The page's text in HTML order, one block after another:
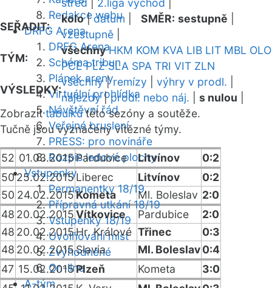
Redakce webu
DRFG Arena
DRFG Arena
Schéma tribun
Plánek areny
Virtuální prohlídka
Návštěvní řád
Veřejné bruslení
PRESS: pro novináře
Rozpis ledové plochy
Vstupenky
Permanentky 18/19
Přípravná utkání 18/19
Vstupenky 18/19
Uvolňování míst
Zvýhodněné
On-line
A-tým
střed
2.liga východ
SEŘADIT:
kolo|datum SMĚR: sestupně
vzestupně
TÝM:
všechny HKM KOM KVA LIB LIT MBL OLO
PCE PLZ SLA SPA TRI VIT ZLN
VÝSLEDKY:
všechny|remízy výhry v prodl.
nájezdy|prodl. nebo náj. s nulou
Zobrazittabulkutéto sezóny a soutěže.
Tučně jsou vyznačeny vítězné týmy.
52 01.03.2015Pardubice Litvínov
0:2
5025.02.2015Liberec Litvínov
0:2
50 24.02.2015Kometa Ml. Boleslav 2:0
48 20.02.2015Vítkovice Pardubice
2:0
48 20.02.2015Hr. Králové Třinec
0:3
48 20.02.2015Slavia Ml. Boleslav0:4
47 15.02.2015Plzeň Kometa
3:0